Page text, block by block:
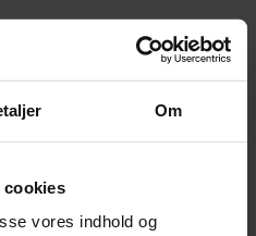
Om
cookies
vores indhold og
0,00SEK 0